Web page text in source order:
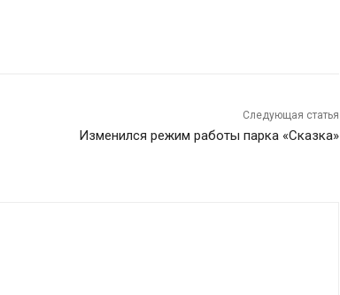
Следующая статья
Изменился режим работы парка «Сказка»